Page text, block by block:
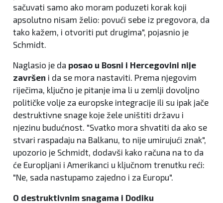
sačuvati samo ako moram poduzeti korak koji
apsolutno nisam želio: povući sebe iz pregovora, da
tako kažem, i otvoriti put drugima", pojasnio je
Schmidt.
Naglasio je da posao u Bosni i Hercegovini nije
završen i da se mora nastaviti. Prema njegovim
riječima, ključno je pitanje ima li u zemlji dovoljno
političke volje za europske integracije ili su ipak jače
destruktivne snage koje žele uništiti državu i
njezinu budućnost. "Svatko mora shvatiti da ako se
stvari raspadaju na Balkanu, to nije umirujući znak",
upozorio je Schmidt, dodavši kako računa na to da
će Europljani i Amerikanci u ključnom trenutku reći:
"Ne, sada nastupamo zajedno i za Europu".
O destruktivnim snagama i Dodiku